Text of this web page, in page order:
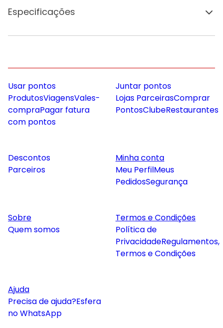
Especificações
Usar pontos
ProdutosViagensVales-
compraPagar fatura
com pontos
Juntar pontos
Lojas ParceirasComprar
PontosClubeRestaurantes
Descontos
Parceiros
Minha conta
Meu PerfilMeus
PedidosSegurança
Sobre
Quem somos
Termos e Condições
Política de
PrivacidadeRegulamentos,
Termos e Condições
Ajuda
Precisa de ajuda?Esfera
no WhatsApp